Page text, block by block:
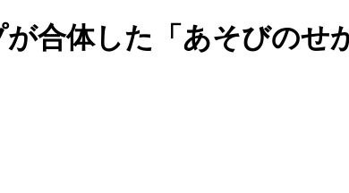
合体した「あそびのせ